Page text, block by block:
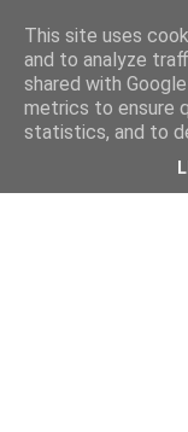
This site uses
and to analyze
shared with
metrics to ensure
statistics, and to